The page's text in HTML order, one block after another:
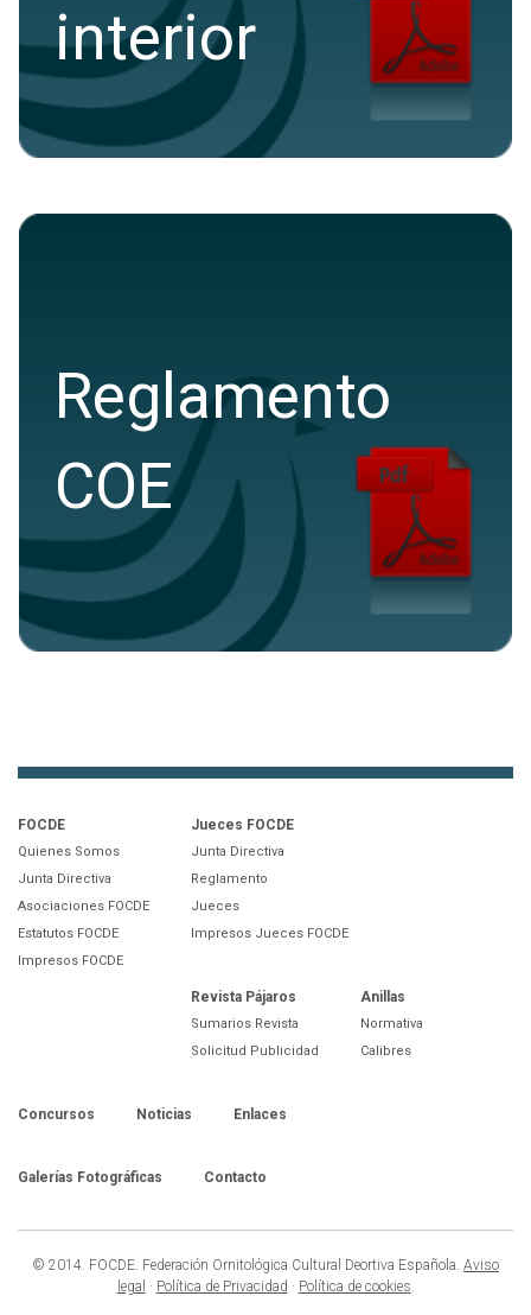
interior
Reglamento
COE
FOCDE
Quienes Somos
Junta Directiva
Asociaciones FOCDE
Estatutos FOCDE
Impresos FOCDE
Jueces FOCDE
Junta Directiva
Reglamento
Jueces
Impresos Jueces FOCDE
Revista Pájaros
Sumarios Revista
Solicitud Publicidad
Anillas
Normativa
Calibres
Concursos Noticias Enlaces
Galerías Fotográficas Contacto
© 2014. FOCDE. Federación Ornitológica Cultural Deortiva Española. Aviso
legal · Política de Privacidad · Política de cookies